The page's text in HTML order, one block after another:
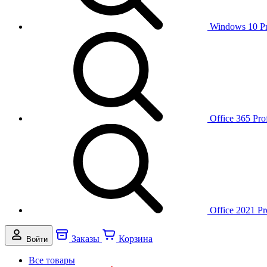
Windows 10
Office 365
Office 2021
Войти Заказы Корзина
Все товары